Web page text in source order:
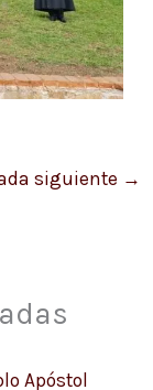
siguiente →